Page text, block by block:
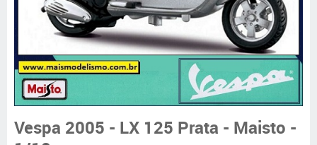
Vespa 2005 - LX 125 Prata - Maisto -